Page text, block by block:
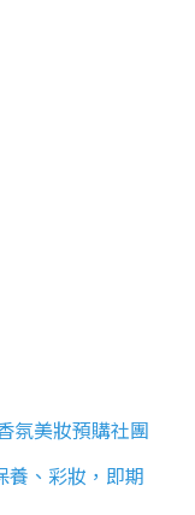
氛美妝預購社團
養、彩妝，即期